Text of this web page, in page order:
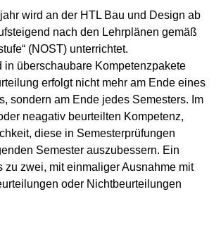
wird an der HTL Bau und Design ab
nach den Lehrplänen gemäß
(NOST) unterrichtet.
in überschaubare Kompetenzpakete
erfolgt nicht mehr am Ende eines
sondern am Ende jedes Semesters. Im
neagativ beurteilten Kompetenz,
diese in Semesterprüfungen
Semester auszubessern. Ein
zu zwei, mit einmaliger Ausnahme mit
oder Nichtbeurteilungen